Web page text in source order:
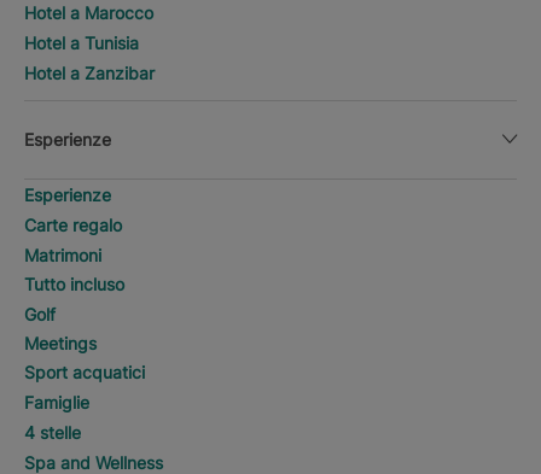
Hotel a Marocco
Hotel a Tunisia
Hotel a Zanzibar
Esperienze
Esperienze
Carte regalo
Matrimoni
Tutto incluso
Golf
Meetings
Sport acquatici
Famiglie
4 stelle
Spa and Wellness